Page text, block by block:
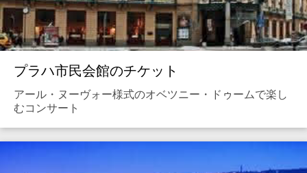
プラハ市民会館のチケット
アール・ヌーヴォー様式のオベツニー・ドゥームで楽し
むコンサート